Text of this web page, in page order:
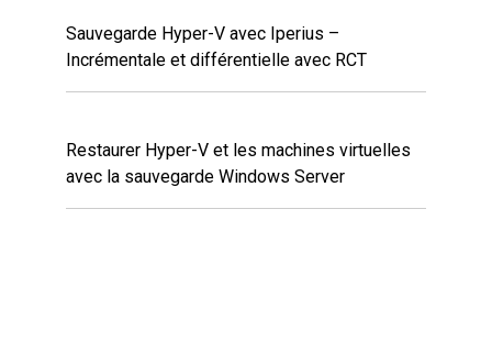
Sauvegarde Hyper-V avec Iperius –
Incrémentale et différentielle avec RCT
Restaurer Hyper-V et les machines virtuelles
avec la sauvegarde Windows Server